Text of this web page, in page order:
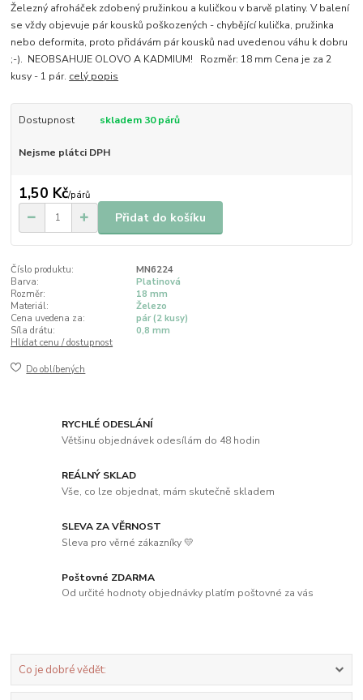
Železný afroháček zdobený pružinkou a kuličkou v barvě platiny. V balení
se vždy objevuje pár kousků poškozených - chybějící kulička, pružinka
nebo deformita, proto přidávám pár kousků nad uvedenou váhu k dobru
;-). NEOBSAHUJE OLOVO A KADMIUM! Rozměr: 18 mm Cena je za 2
kusy - 1 pár. celý popis
Dostupnost skladem 30 párů
Nejsme plátci DPH
1,50 Kč/párů
Přidat do košíku
Číslo produktu:
MN6224
Barva:
Platinová
Rozměr:
18 mm
Materiál:
Železo
Cena uvedena za:
pár (2 kusy)
Síla drátu:
0,8 mm
Hlídat cenu / dostupnost
Do oblíbených
RYCHLÉ ODESLÁNÍ
Většinu objednávek odesílám do 48 hodin
REÁLNÝ SKLAD
Vše, co lze objednat, mám skutečně skladem
SLEVA ZA VĚRNOST
Sleva pro věrné zákazníky 💛
Poštovné ZDARMA
Od určité hodnoty objednávky platím poštovné za vás
Co je dobré vědět: